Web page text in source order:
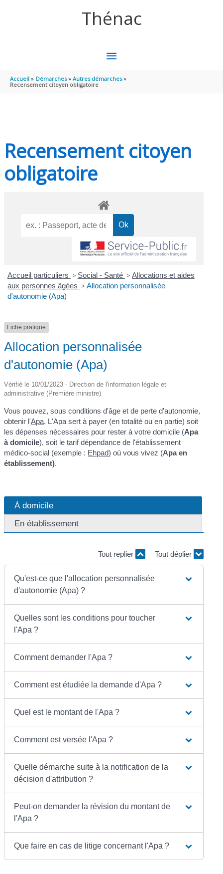
Thénac
MENU
PRINCIPAL
Accueil Démarches
Autres démarches
Recensement citoyen obligatoire
Recensement citoyen
obligatoire
Accueil particuliers > Social - Santé > Allocations et aides
aux personnes âgées > Allocation personnalisée
d'autonomie (Apa)
Fiche pratique
Allocation personnalisée
d'autonomie (Apa)
Vérifié le 10/01/2023 - Direction de l'information légale et
administrative (Première ministre)
Vous pouvez, sous conditions d'âge et de perte d'autonomie,
obtenir l'Apa. L'Apa sert à payer (en totalité ou en partie) soit
les dépenses nécessaires pour rester à votre domicile (Apa
à domicile), soit le tarif dépendance de l'établissement
médico-social (exemple : Ehpad) où vous vivez (Apa en
établissement).
À domicile
En établissement
Tout replier Tout déplier
Qu'est-ce que l'allocation personnalisée
d'autonomie (Apa) ?
Quelles sont les conditions pour toucher
l'Apa ?
Comment demander l'Apa ?
Comment est étudiée la demande d'Apa ?
Quel est le montant de l'Apa ?
Comment est versée l'Apa ?
Quelle démarche suite à la notification de la
décision d'attribution ?
Peut-on demander la révision du montant de
l'Apa ?
Que faire en cas de litige concernant l'Apa ?